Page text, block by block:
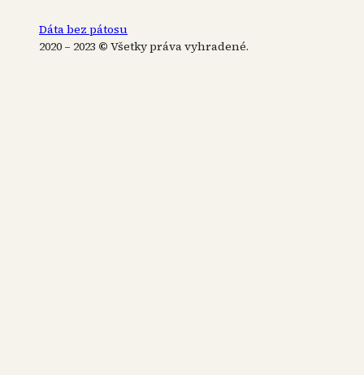
Dáta bez pátosu
2020 – 2023 © Všetky práva vyhradené.